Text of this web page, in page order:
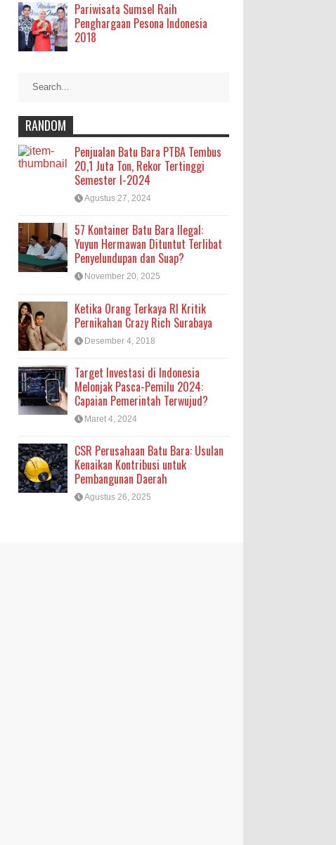
Pariwisata Sumsel Raih
Penghargaan Pesona Indonesia
2018
RANDOM
Penjualan Batu Bara PTBA Tembus
20,1 Juta Ton, Rekor Tertinggi
Semester I-2024
Agustus 27, 2024
57 Kontainer Batu Bara Ilegal:
Yuyun Hermawan Dituntut Terlibat
Penyelundupan dan Suap?
November 20, 2025
Ketika Orang Terkaya RI Kritik
Pernikahan Crazy Rich Surabaya
Desember 4, 2018
Target Investasi di Indonesia
Melonjak Pasca-Pemilu 2024:
Capaian Pemerintah Terwujud?
Maret 4, 2024
CSR Perusahaan Batu Bara: Usulan
Kenaikan Kontribusi untuk
Pembangunan Daerah
Agustus 26, 2025